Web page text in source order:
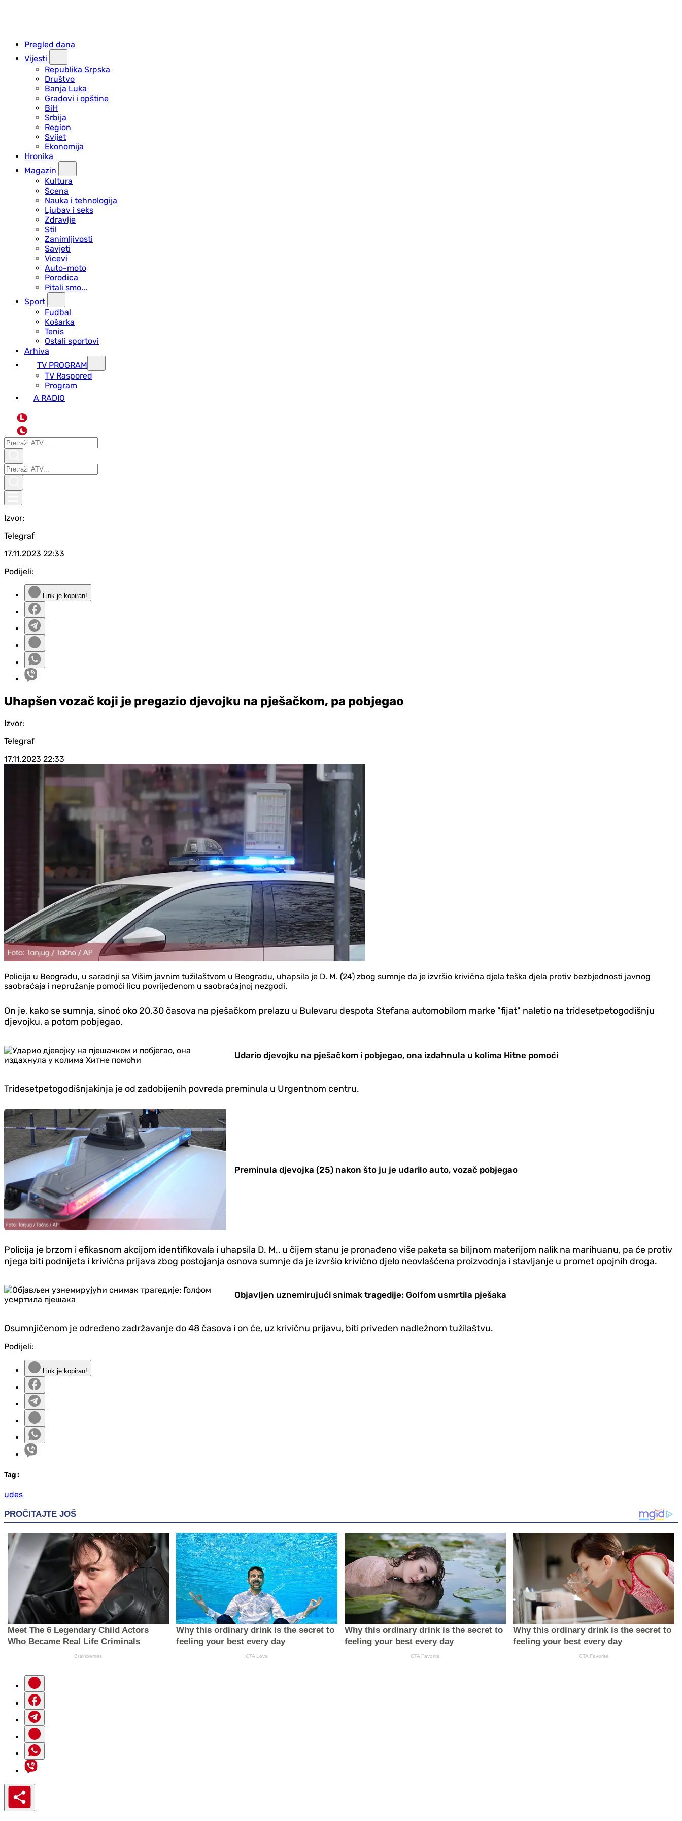
Pregled dana
Vijesti
Republika Srpska
Društvo
Banja Luka
Gradovi i opštine
BiH
Srbija
Region
Svijet
Ekonomija
Hronika
Magazin
Kultura
Scena
Nauka i tehnologija
Ljubav i seks
Zdravlje
Stil
Zanimljivosti
Savjeti
Vicevi
Auto-moto
Porodica
Pitali smo...
Sport
Fudbal
Košarka
Tenis
Ostali sportovi
Arhiva
TV PROGRAM
ТV Raspored
Program
A RADIO
L
Izvor:
Telegraf
17.11.2023 22:33
Podijeli:
Link je kopiran!
Uhapšen vozač koji je pregazio djevojku na pješačkom, pa pobjegao
Izvor:
Telegraf
17.11.2023 22:33
Policija u Beogradu, u saradnji sa Višim javnim tužilaštvom u Beogradu, uhapsila je D. M. (24) zbog sumnje da je izvršio krivična djela teška djela protiv bezbjednosti javnog
saobraćaja i nepružanje pomoći licu povrijeđenom u saobraćajnoj nezgodi.
On je, kako se sumnja, sinoć oko 20.30 časova na pješačkom prelazu u Bulevaru despota Stefana automobilom marke "fijat" naletio na tridesetpetogodišnju
djevojku, a potom pobjegao.
Udario djevojku na pješačkom i pobjegao, ona izdahnula u kolima Hitne pomoći
Tridesetpetogodišnjakinja je od zadobijenih povreda preminula u Urgentnom centru.
Preminula djevojka (25) nakon što ju je udarilo auto, vozač pobjegao
Policija je brzom i efikasnom akcijom identifikovala i uhapsila D. M., u čijem stanu je pronađeno više paketa sa biljnom materijom nalik na marihuanu, pa će protiv
njega biti podnijeta i krivična prijava zbog postojanja osnova sumnje da je izvršio krivično djelo neovlašćena proizvodnja i stavljanje u promet opojnih droga.
Objavljen uznemirujući snimak tragedije: Golfom usmrtila pješaka
Osumnjičenom je određeno zadržavanje do 48 časova i on će, uz krivičnu prijavu, biti priveden nadležnom tužilaštvu.
Podijeli:
Link je kopiran!
Tag :
udes